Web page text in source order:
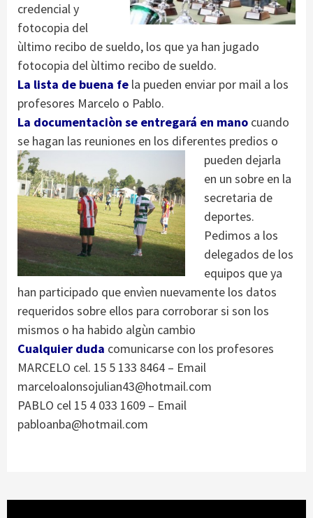
credencial y
fotocopia del
ùltimo recibo de sueldo, los que ya han jugado
fotocopia del ùltimo recibo de sueldo.
La lista de buena fe la pueden enviar por mail a los
profesores Marcelo o Pablo.
La documentaciòn se entregará en mano cuando
se hagan las reuniones en los diferentes predios o
pueden dejarla
en un sobre en la
secretaria de
deportes.
Pedimos a los
delegados de los
equipos que ya
han participado que envìen nuevamente los datos
requeridos sobre ellos para corroborar si son los
mismos o ha habido algùn cambio
Cualquier duda comunicarse con los profesores
MARCELO cel. 15 5 133 8464 – Email
marceloalonsojulian43@hotmail.com
PABLO cel 15 4 033 1609 – Email
pabloanba@hotmail.com